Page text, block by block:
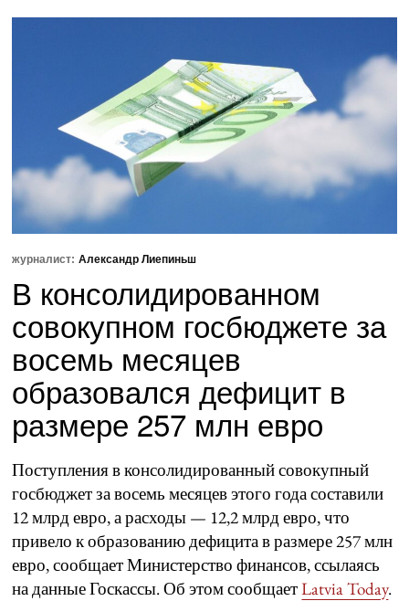
журналист: Александр Лиепиньш
В консолидированном
совокупном госбюджете за
восемь месяцев
образовался дефицит в
размере 257 млн евро
Поступления в консолидированный совокупный
госбюджет за восемь месяцев этого года составили
12 млрд евро, а расходы — 12,2 млрд евро, что
привело к образованию дефицита в размере 257 млн
евро, сообщает Министерство финансов, ссылаясь
на данные Госкассы. Об этом сообщаетLatvia Today.